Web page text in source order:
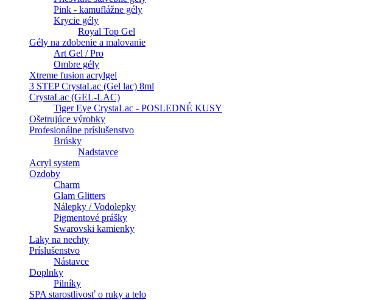
Pink - kamuflážne gély
Krycie gély
Royal Top Gel
Gély na zdobenie a malovanie
Art Gel / Pro
Ombre gély
Xtreme fusion acrylgel
3 STEP CrystaLac (Gel lac) 8ml
CrystaLac (GEL-LAC)
Tiger Eye CrystaLac - POSLEDNÉ KUSY
Ošetrujúce výrobky
Profesionálne príslušenstvo
Brúsky
Nadstavce
Acryl system
Ozdoby
Charm
Glam Glitters
Nálepky / Vodolepky
Pigmentové prášky
Swarovski kamienky
Laky na nechty
Príslušenstvo
Nástavce
Doplnky
Pilníky
SPA starostlivosť o ruky a telo